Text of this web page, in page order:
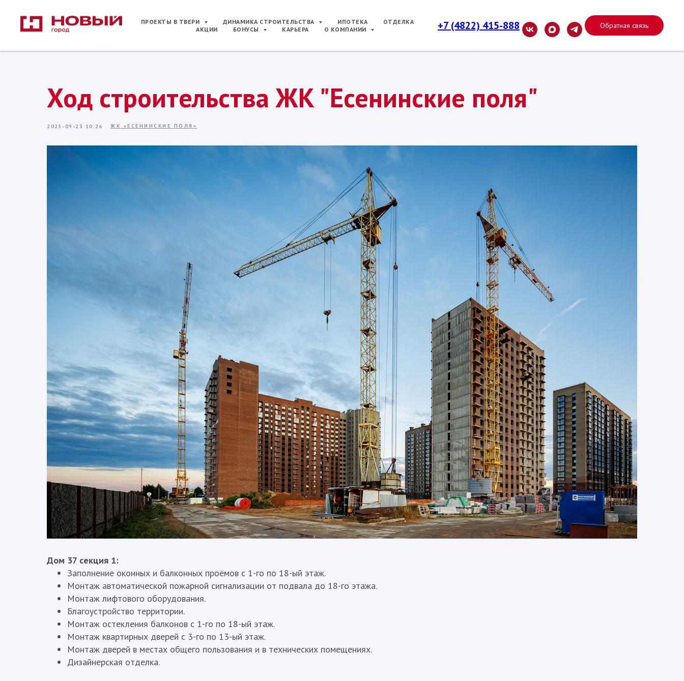
ПРОЕКТЫ В ТВЕРИ ДИНАМИКА СТРОИТЕЛЬСТВА ИПОТЕКА
ОТДЕЛКА
АКЦИИ
БОНУСЫ КАРЬЕРА О КОМПАНИИ +7 (4822) 415-888 Обратная связь
Ход строительства ЖК "Есенинские поля"
2025-09-23 10:26 ЖК «ЕСЕНИНСКИЕ ПОЛЯ»
Дом 37 секция 1:
Заполнение оконных и балконных проёмов с 1-го по 18-ый этаж.
Монтаж автоматической пожарной сигнализации от подвала до 18-го этажа.
Монтаж лифтового оборудования.
Благоустройство территории.
Монтаж остекления балконов с 1-го по 18-ый этаж.
Монтаж квартирных дверей с 3-го по 13-ый этаж.
Монтаж дверей в местах общего пользования и в технических помещениях.
Дизайнерская отделка.